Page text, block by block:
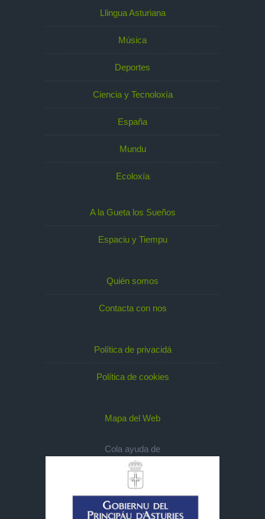
Llingua Asturiana
Música
Deportes
Ciencia y Tecnoloxía
España
Mundu
Ecoloxía
A la Gueta los Sueños
Espaciu y Tiempu
Quién somos
Contacta con nos
Política de privacidá
Política de cookies
Mapa del Web
Cola ayuda de